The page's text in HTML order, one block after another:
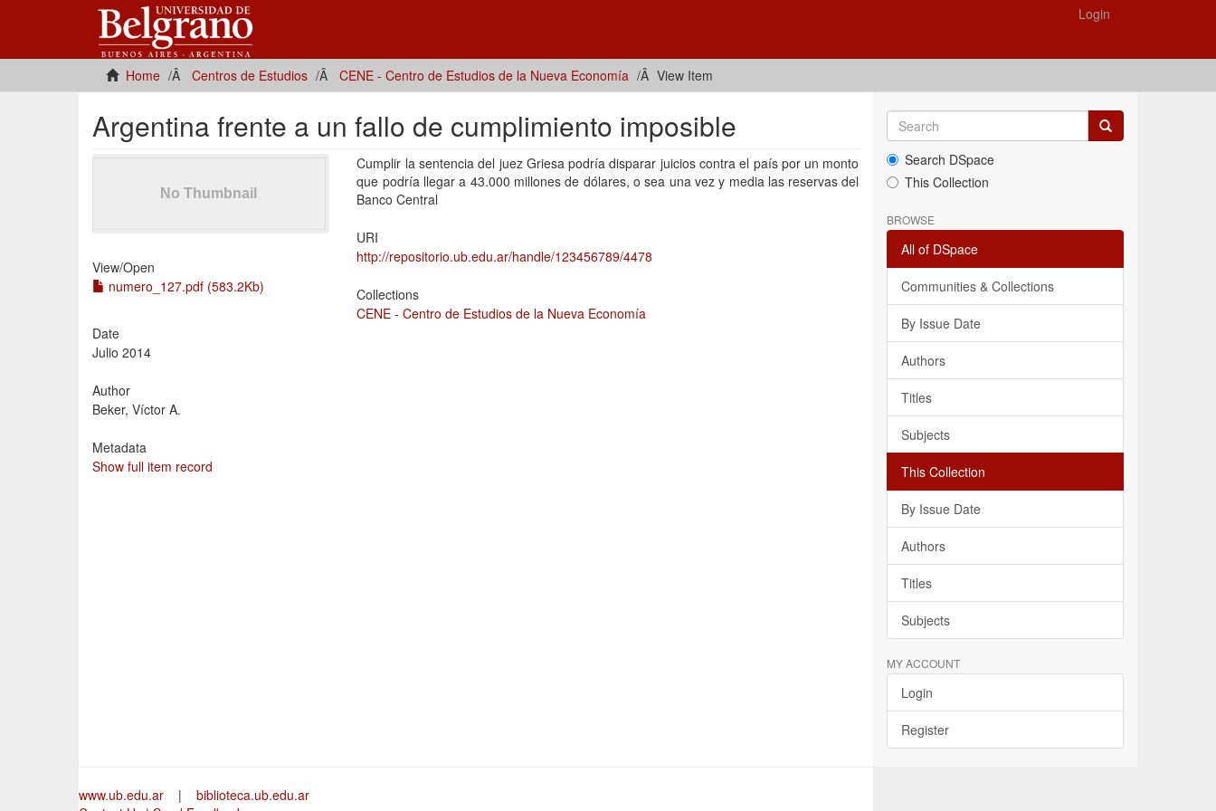
Login
Home Centros de Estudios CENE - Centro de Estudios de la Nueva Economía View Item
Argentina frente a un fallo de cumplimiento imposible
View/Open
numero_127.pdf (583.2Kb)
Date
Julio 2014
Author
Beker, Víctor A.
Metadata
Show full item record
Cumplir la sentencia del juez Griesa podría disparar juicios contra el país por un monto
que podría llegar a 43.000 millones de dólares, o sea una vez y media las reservas del
Banco Central
URI
http://repositorio.ub.edu.ar/handle/123456789/4478
Collections
CENE - Centro de Estudios de la Nueva Economía
Search DSpace
This Collection
BROWSE
All of DSpace
Communities & Collections
By Issue Date
Authors
Titles
Subjects
This Collection
By Issue Date
Authors
Titles
Subjects
MY ACCOUNT
Login
Register
www.ub.edu.ar | biblioteca.ub.edu.ar